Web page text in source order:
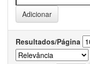
Resultados/Página